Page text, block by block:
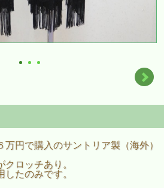
円で購入のサントリア製（海外）
ロッチあり。
たのみです。